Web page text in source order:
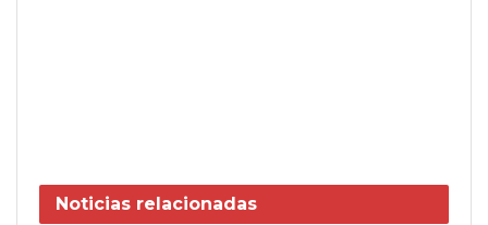
Noticias relacionadas